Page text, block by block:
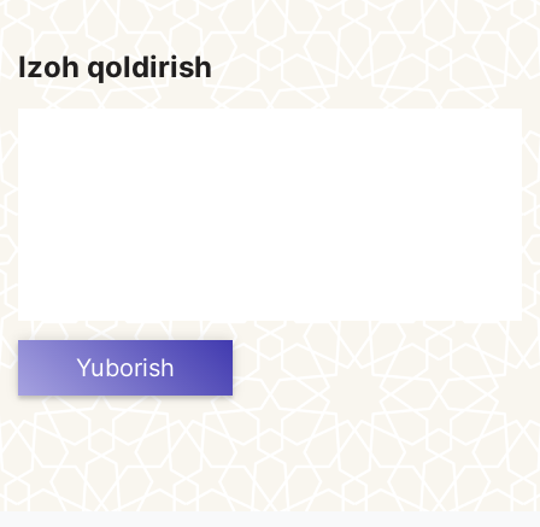
Izoh qoldirish
Yuborish